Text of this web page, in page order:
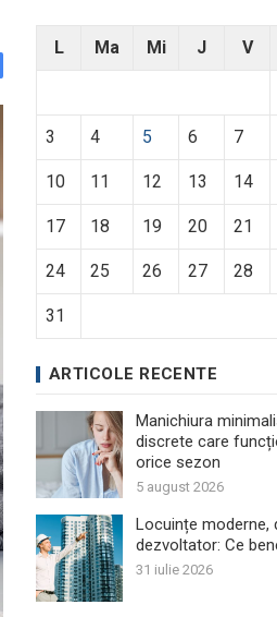
L Ma Mi J V
3 4 5 6 7
10 11 12 13 14
17 18 19 20 21
24 25 26 27 28
31
ARTICOLE RECENTE
Manichiura
discrete care
orice sezon
5 august 2026
Locuințe moderne,
dezvoltator: Ce
31 iulie 2026